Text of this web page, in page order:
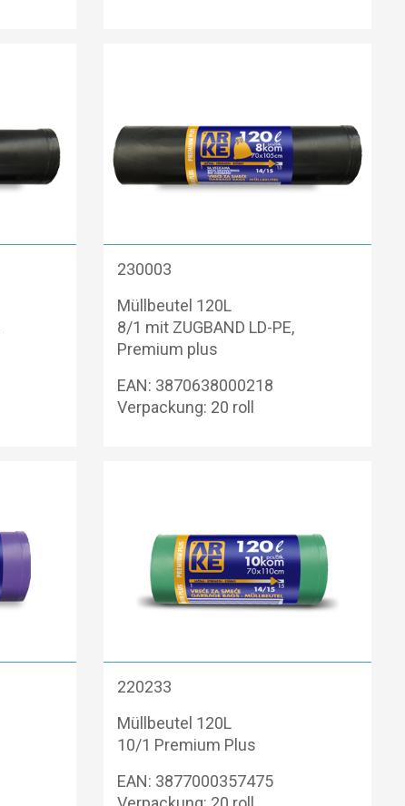
230003
Müllbeutel 120L
8/1 mit ZUGBAND LD-PE,
Premium plus
EAN: 3870638000218
Verpackung: 20 roll
220233
Müllbeutel 120L
10/1 Premium Plus
EAN: 3877000357475